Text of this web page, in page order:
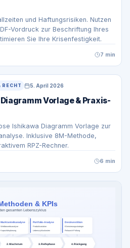
und Haftungsrisiken. Nutzen
Vordruck zur Beschriftung Ihres
Sie Ihre Krisenfestigkeit.
7 min
RECHT 5. April 2026
Vorlage & Praxis-
Ishikawa Diagramm Vorlage zur
Inklusive 8M-Methode,
RPZ-Rechner.
6 min